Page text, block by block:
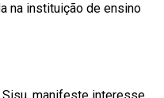
na instituição de ensino